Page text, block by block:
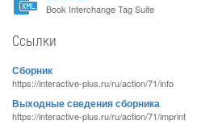
Book Interchange Tag Suite
Ссылки
Сборник
https://interactive-plus.ru/ru/action/71/info
Выходные сведения сборника
https://interactive-plus.ru/ru/action/71/imprint